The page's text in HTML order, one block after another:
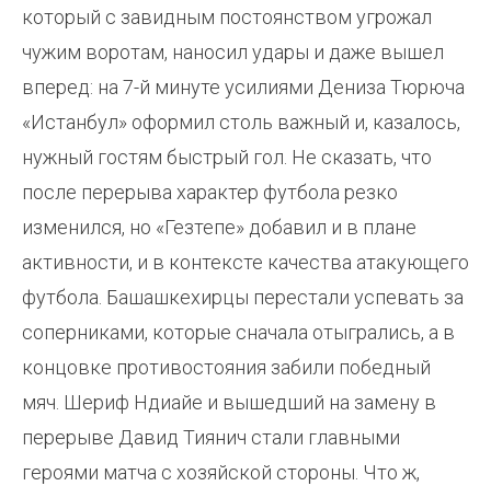
который с завидным постоянством угрожал
чужим воротам, наносил удары и даже вышел
вперед: на 7-й минуте усилиями Дениза Тюрюча
«Истанбул» оформил столь важный и, казалось,
нужный гостям быстрый гол. Не сказать, что
после перерыва характер футбола резко
изменился, но «Гезтепе» добавил и в плане
активности, и в контексте качества атакующего
футбола. Башашкехирцы перестали успевать за
соперниками, которые сначала отыгрались, а в
концовке противостояния забили победный
мяч. Шериф Ндиайе и вышедший на замену в
перерыве Давид Тиянич стали главными
героями матча с хозяйской стороны. Что ж,